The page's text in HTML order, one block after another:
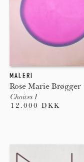
MALERI
Rose Marie Brøgger
Choices I
12.000 DKK